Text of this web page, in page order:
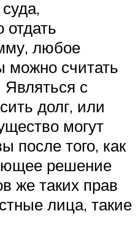
любое
можно считать
Являться с
долг, или
могут
после того, как
решение
же таких прав
лица, такие